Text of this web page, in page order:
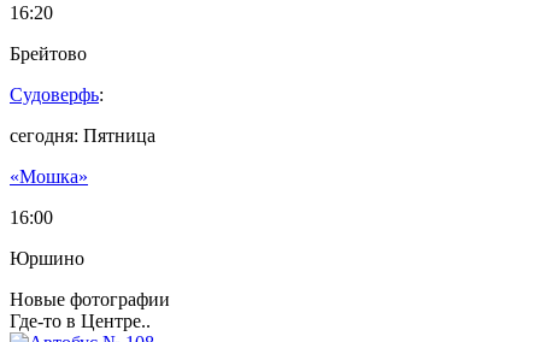
16:20
Брейтово
Судоверфь:
сегодня: Пятница
«Мошка»
16:00
Юршино
Новые фотографии
Где-то в Центре..